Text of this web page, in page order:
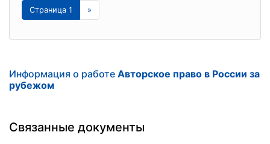
Страница 1 »
Информация о работе Авторское право в России за
рубежом
Связанные документы